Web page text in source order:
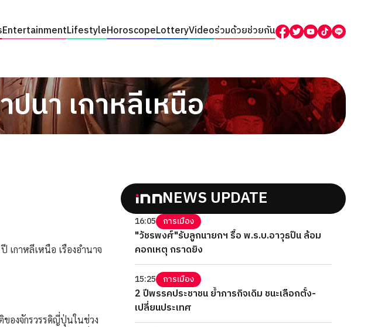
EntertainmentLifestyleHoroscopeLotteryVideoร่วมด้วยช่วยกัน
นา เกาหลีเหนือ
กาหลีเหนือ เรืองอำนาจ
องจักรวรรดิญี่ปุ่นในช่วง
NEWS UPDATE
16:05 การเมือง
"วัชรพงศ์"รับลูกนายกฯ รื้อ พ.ร.บ.อาวุธปืน ล้อม
คอกเหตุ กราดยิง
15:25 การเมือง
2 ปีพรรคประชาชน ย้ำภารกิจเดิม ชนะเลือกตั้ง-
เปลี่ยนประเทศ